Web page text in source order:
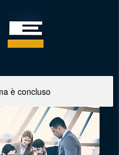
è concluso